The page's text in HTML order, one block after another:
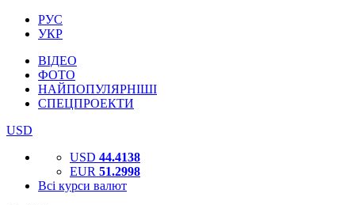
РУС
УКР
ВІДЕО
ФОТО
НАЙПОПУЛЯРНІШІ
СПЕЦПРОЕКТИ
USD
USD 44.4138
EUR 51.2998
Всі курси валют